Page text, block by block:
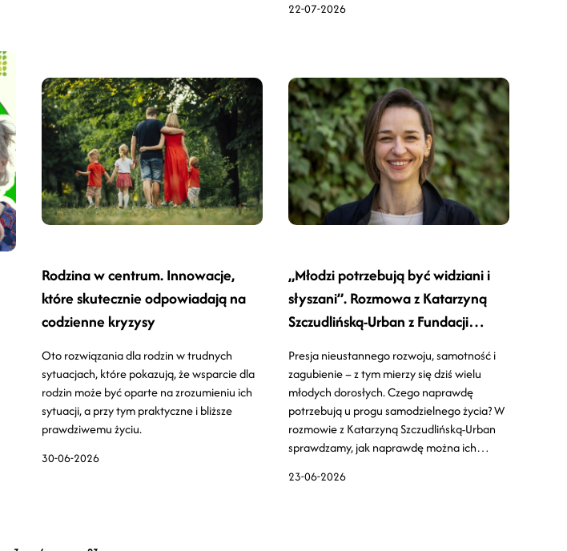
22-07-2026
30-06-2026
Rodzina w centrum. Innowacje,
które skutecznie odpowiadają na
codzienne kryzysy
Oto rozwiązania dla rodzin w trudnych
sytuacjach, które pokazują, że wsparcie dla
rodzin może być oparte na zrozumieniu ich
sytuacji, a przy tym praktyczne i bliższe
prawdziwemu życiu.
23-06-2026
„Młodzi potrzebują być widziani i
słyszani”. Rozmowa z Katarzyną
Szczudlińską-Urban z Fundacji
Presja nieustannego rozwoju, samotność i
zagubienie – z tym mierzy się dziś wielu
młodych dorosłych. Czego naprawdę
potrzebują u progu samodzielnego życia? W
rozmowie z Katarzyną Szczudlińską-Urban
sprawdzamy, jak naprawdę można ich